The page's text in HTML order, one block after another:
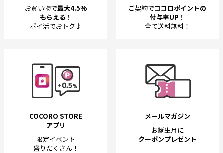
お買い物で最大4.5%
もらえる！
ポイ活でおトク♪
ご契約でココロポイントの
付与率UP！
全て送料無料！
COCORO STORE
アプリ
限定イベント
盛りだくさん！
メールマガジン
お誕生月に
クーポンプレゼント